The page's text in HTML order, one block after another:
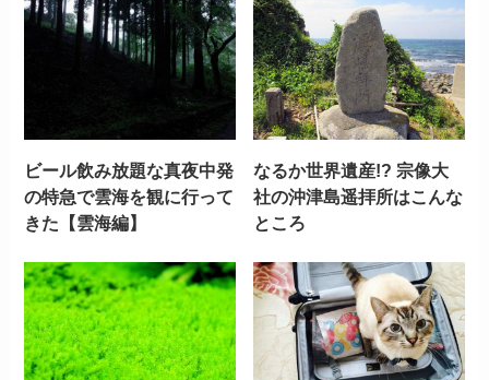
ビール飲み放題な真夜中発
の特急で雲海を観に行って
きた【雲海編】
なるか世界遺産!? 宗像大
社の沖津島遥拝所はこんな
ところ